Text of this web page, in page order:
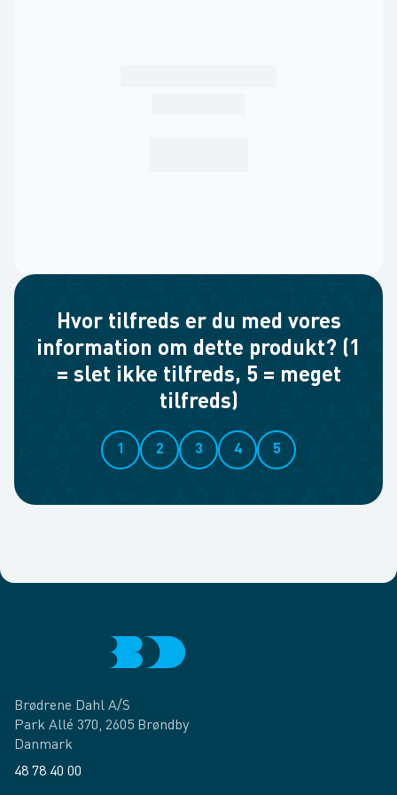
Hvor tilfreds er du med vores
information om dette produkt? (1
= slet ikke tilfreds, 5 = meget
tilfreds)
1 2 3 4 5
Brødrene Dahl A/S
Park Allé 370, 2605 Brøndby
Danmark
48 78 40 00